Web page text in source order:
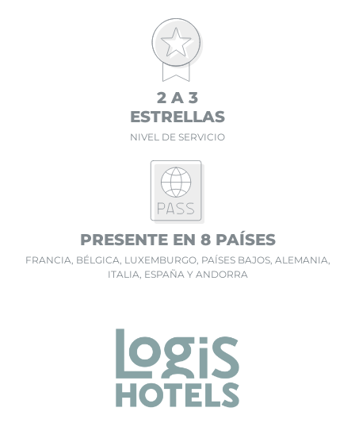
2 A 3
ESTRELLAS
NIVEL DE SERVICIO
PRESENTE EN 8 PAÍSES
FRANCIA, BÉLGICA, LUXEMBURGO, PAÍSES BAJOS, ALEMANIA,
ITALIA, ESPAÑA Y ANDORRA